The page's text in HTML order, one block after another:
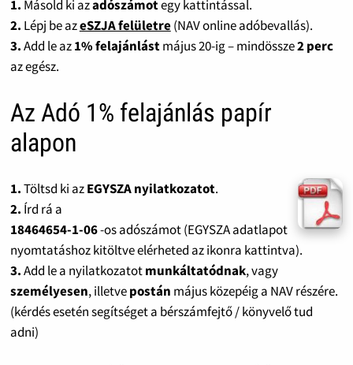
1. Másold ki azadószámotegy kattintással.
2. Lépj be azeSZJA felületre(NAV online adóbevallás).
3.Add le az1% felajánlástmájus 20-ig – mindössze2 perc
az egész.
Az Adó 1% felajánlás papír
alapon
1.Töltsd ki azEGYSZA nyilatkozatot.
2. Írd rá a
18464654-1-06-os adószámot (EGYSZA adatlapot
nyomtatáshoz kitöltve elérheted az ikonra kattintva).
3.Add le a nyilatkozatotmunkáltatódnak, vagy
személyesen, illetvepostán május közepéig a NAV részére.
(kérdés esetén segítséget a bérszámfejtő / könyvelő tud
adni)